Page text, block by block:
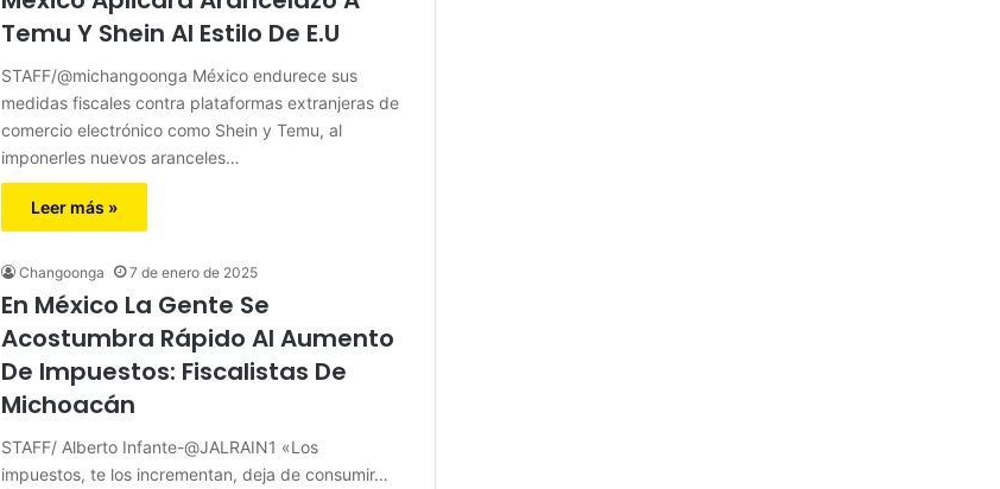
Temu Y Shein Al Estilo De E.U
STAFF/@michangoonga México endurece sus
medidas fiscales contra plataformas extranjeras de
comercio electrónico como Shein y Temu, al
imponerles nuevos aranceles…
Leer más »
Changoonga 7 de enero de 2025
En México La Gente Se
Acostumbra Rápido Al Aumento
De Impuestos: Fiscalistas De
Michoacán
STAFF/ Alberto Infante-@JALRAIN1 «Los
impuestos, te los incrementan, deja de consumir…